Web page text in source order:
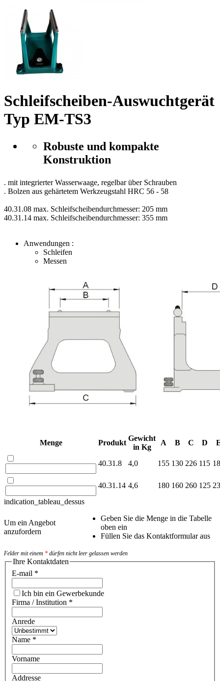
Schleifscheiben-Auswuchtgerät
Typ EM-TS3
Robuste und kompakte
Konstruktion
. mit integrierter Wasserwaage, regelbar über Schrauben
. Bolzen aus gehärtetem Werkzeugstahl HRC 56 - 58
40.31.08 max. Schleifscheibendurchmesser: 205 mm
40.31.14 max. Schleifscheibendurchmesser: 355 mm
Anwendungen :
Schleifen
Messen
Menge Produkt
Gewicht
in Kg
A B C D
40.31.8 4,0 155 130 226 115
40.31.14 4,6 180 160 260 125
indication_tableau_dessus
Um ein Angebot
anzufordern
Geben Sie die Menge in die Tabelle
oben ein
Füllen Sie das Kontaktformular aus
Felder mit einem * dürfen nicht leer gelassen werden
Ihre Kontaktdaten
E-mail *
Ich bin ein Gewerbekunde
Firma / Institution *
Anrede
Name *
Vorname
Addresse